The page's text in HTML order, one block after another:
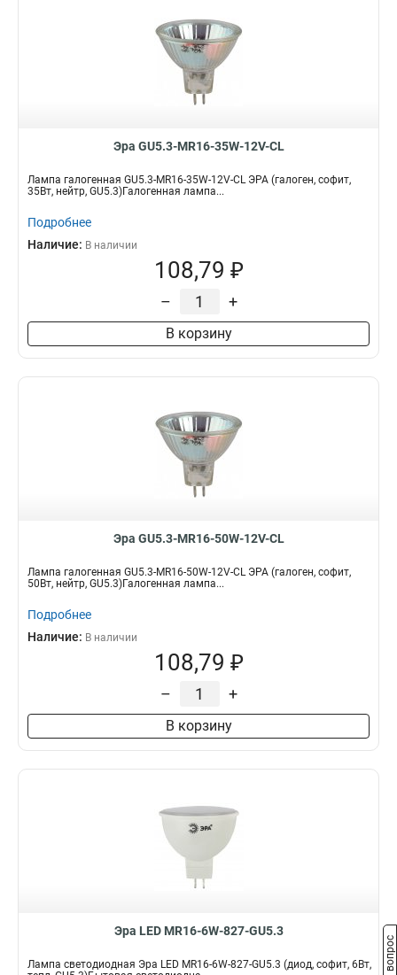
Эра GU5.3-MR16-35W-12V-CL
Лампа галогенная GU5.3-MR16-35W-12V-CL ЭРА (галоген, софит,
35Вт, нейтр, GU5.3)Галогенная лампа...
Подробнее
Наличие: В наличии
108,79 ₽
– +
В корзину
Эра GU5.3-MR16-50W-12V-CL
Лампа галогенная GU5.3-MR16-50W-12V-CL ЭРА (галоген, софит,
50Вт, нейтр, GU5.3)Галогенная лампа...
Подробнее
Наличие: В наличии
108,79 ₽
– +
В корзину
Эра LED MR16-6W-827-GU5.3
Лампа светодиодная Эра LED MR16-6W-827-GU5.3 (диод, софит, 6Вт,